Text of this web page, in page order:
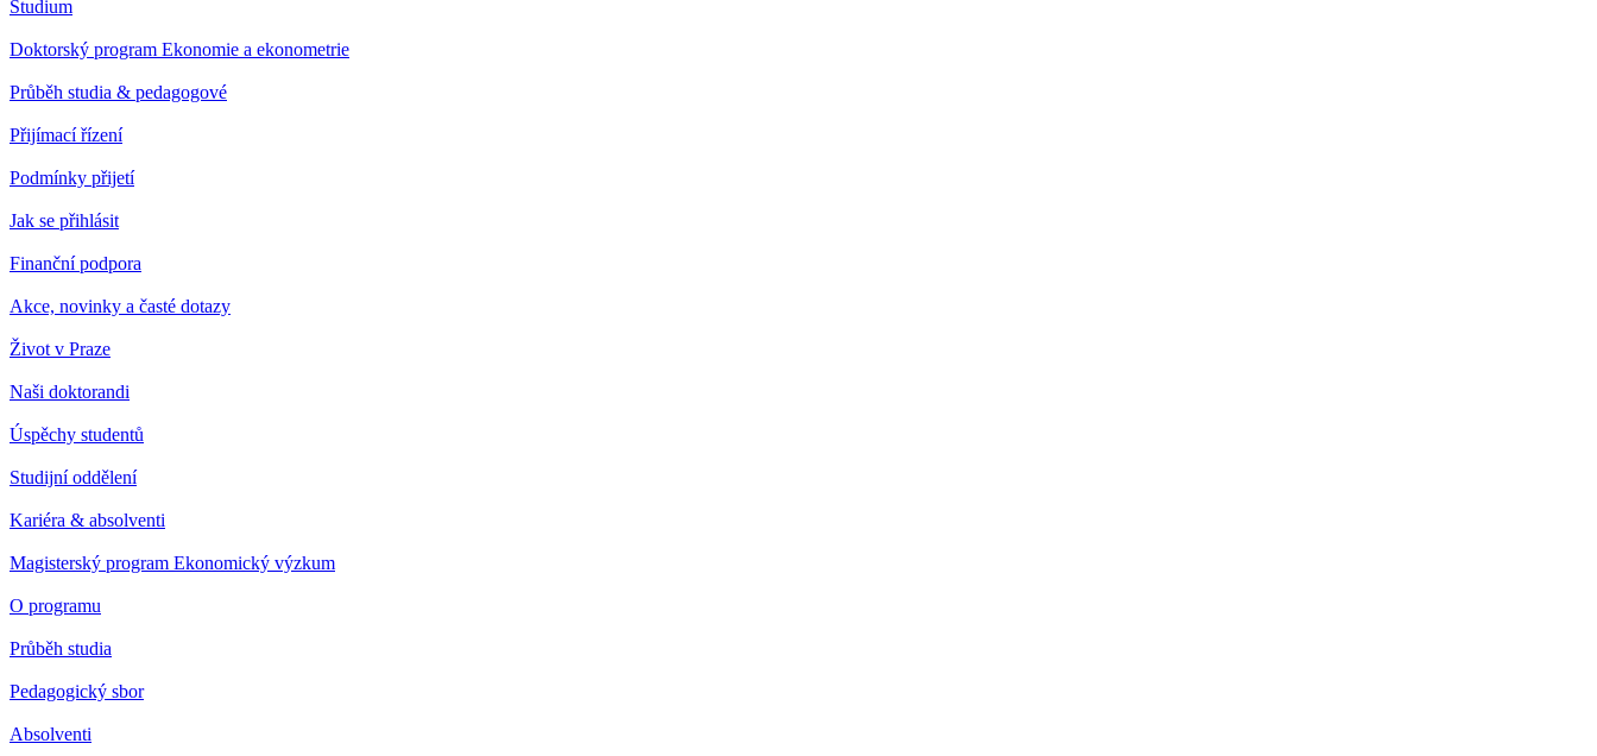
Studium
Doktorský program Ekonomie a ekonometrie
Průběh studia & pedagogové
Přijímací řízení
Podmínky přijetí
Jak se přihlásit
Finanční podpora
Akce, novinky a časté dotazy
Život v Praze
Naši doktorandi
Úspěchy studentů
Studijní oddělení
Kariéra & absolventi
Magisterský program Ekonomický výzkum
O programu
Průběh studia
Pedagogický sbor
Absolventi